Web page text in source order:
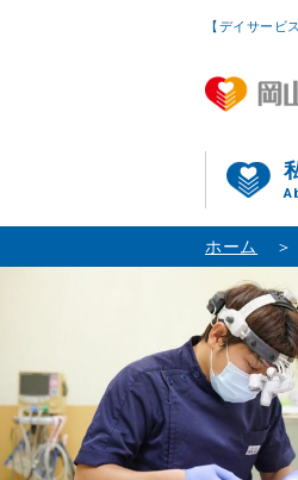
【デイサービ
ホーム